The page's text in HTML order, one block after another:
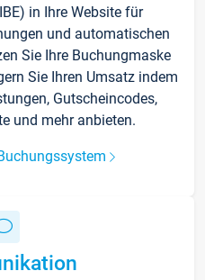
in Ihre Website für
und automatischen
Sie Ihre Buchungmaske
Sie Ihren Umsatz indem
Gutscheincodes,
und mehr anbieten.